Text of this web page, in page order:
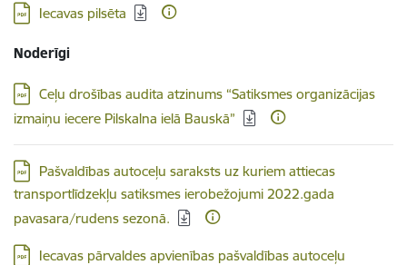
Lejupielādēt:
Iecavas pilsēta
Noderīgi
Lejupielādēt:
Ceļu drošības audita atzinums “Satiksmes organizācijas
izmaiņu iecere Pilskalna ielā Bauskā”
Lejupielādēt:
Pašvaldības autoceļu saraksts uz kuriem attiecas
transportlīdzekļu satiksmes ierobežojumi 2022.gada
pavasara/rudens sezonā.
Lejupielādēt:
Iecavas pārvaldes apvienības pašvaldības autoceļu